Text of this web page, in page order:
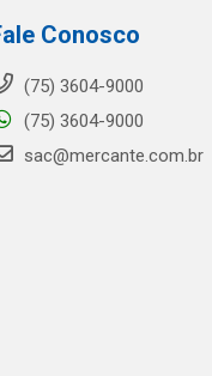
Conosco
(75) 3604-9000
(75) 3604-9000
sac@mercante.com.br